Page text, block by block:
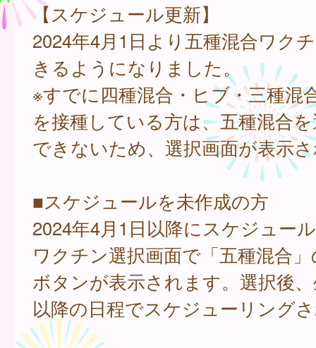
【スケジュール更新】
2024年4月1日より五種混合ワク
きるようになりました。
※すでに四種混合・ヒブ・三種混
を接種している方は、五種混合
できないため、選択画面が表示
■スケジュールを未作成の方
2024年4月1日以降にスケジュー
ワクチン選択画面で「五種混合
ボタンが表示されます。選択後
以降の日程でスケジューリング